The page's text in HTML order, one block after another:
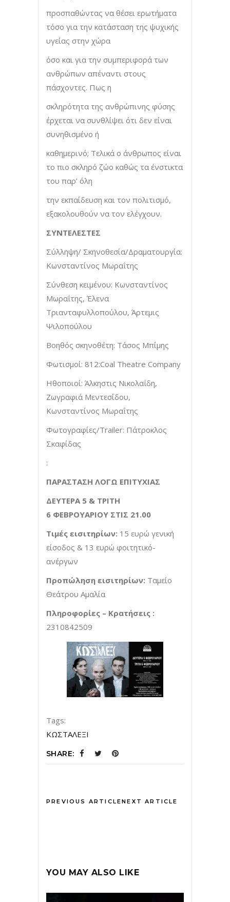
προσπαθώντας να θέσει ερωτήματα
τόσο για την κατάσταση της ψυχικής
υγείας στην χώρα
όσο και για την συμπεριφορά των
ανθρώπων απέναντι στους
πάσχοντες. Πως η
σκληρότητα της ανθρώπινης φύσης
έρχεται να συνθλίψει ότι δεν είναι
συνηθισμένο ή
καθημερινό; Τελικά ο άνθρωπος είναι
το πιο σκληρό ζώο καθώς τα ένστικτα
του παρ’ όλη
την εκπαίδευση και τον πολιτισμό,
εξακολουθούν να τον ελέγχουν.
ΣΥΝΤΕΛΕΣΤΕΣ
Σύλληψη/ Σκηνοθεσία/Δραματουργία:
Κωνσταντίνος Μωραΐτης
Σύνθεση κειμένου: Κωνσταντίνος
Μωραΐτης, Έλενα
Τριανταφυλλοπούλου, Άρτεμις
Ψιλοπούλου
Βοηθός σκηνοθέτη: Τάσος Μπίμης
Φωτισμοί: 812:Coal Theatre Company
Ηθοποιοί: Άλκηστις Νικολαΐδη,
Ζωγραφιά Μεντεσίδου,
Κωνσταντίνος Μωραΐτης
Φωτογραφίες/Trailer: Πάτροκλος
Σκαφίδας
:
ΠΑΡΑΣΤΑΣΗ ΛΟΓΩ ΕΠΙΤΥΧΙΑΣ
ΔΕΥΤΕΡΑ 5 & ΤΡΙΤΗ
6 ΦΕΒΡΟΥΑΡΙΟΥ ΣΤΙΣ 21.00
Τιμές εισιτηρίων: 15 ευρώ γενική
είσοδος & 13 ευρώ φοιτητικό-
ανέργων
Προπώληση εισιτηρίων: Ταμείο
Θεάτρου Αμαλία
Πληροφορίες – Κρατήσεις :
2310842509
Tags:
ΚΩΣΤΑΛΕΞΙ
SHARE:
PREVIOUS ARTICLENEXT ARTICLE
YOU MAY ALSO LIKE